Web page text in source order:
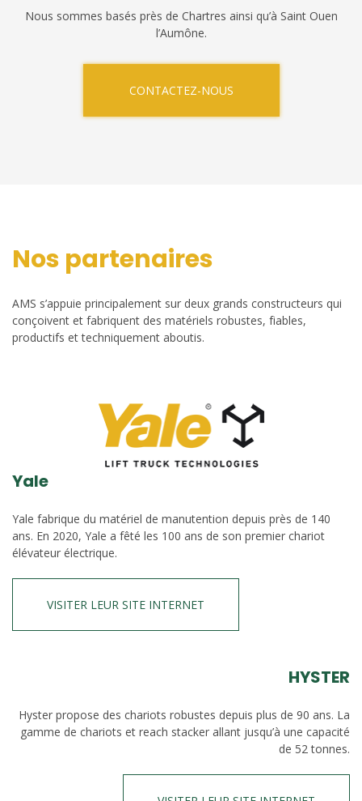
Nous sommes basés près de Chartres ainsi qu’à Saint Ouen
l’Aumône.
CONTACTEZ-NOUS
Nos partenaires
AMS s’appuie principalement sur deux grands constructeurs qui
conçoivent et fabriquent des matériels robustes, fiables,
productifs et techniquement aboutis.
Yale
Yale fabrique du matériel de manutention depuis près de 140
ans. En 2020, Yale a fêté les 100 ans de son premier chariot
élévateur électrique.
VISITER LEUR SITE INTERNET
HYSTER
Hyster propose des chariots robustes depuis plus de 90 ans. La
gamme de chariots et reach stacker allant jusqu’à une capacité
de 52 tonnes.